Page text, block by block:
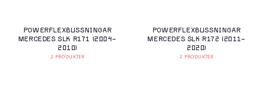
POWERFLEXBUSSNINGAR
MERCEDES SLK R171 (2004-
2010)
2 PRODUKTER
POWERFLEXBUSSNINGAR
MERCEDES SLK R172 (2011-
2020)
2 PRODUKTER